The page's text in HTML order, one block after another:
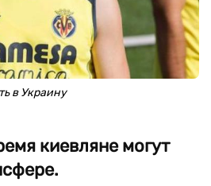
в Украину
киевляне могут